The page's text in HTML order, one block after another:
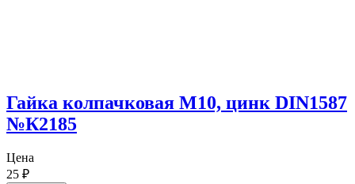
Гайка колпачковая М10, цинк DIN1587
№К2185
Цена
25 ₽